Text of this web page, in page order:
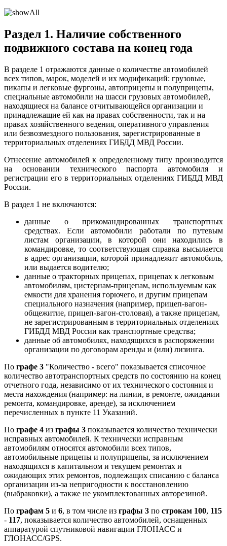
Раздел 1. Наличие собственного
подвижного состава на конец года
В разделе 1 отражаются данные о количестве автомобилей
всех типов, марок, моделей и их модификаций: грузовые,
пикапы и легковые фургоны, автоприцепы и полуприцепы,
специальные автомобили на шасси грузовых автомобилей,
находящиеся на балансе отчитывающейся организации и
принадлежащие ей как на правах собственности, так и на
правах хозяйственного ведения, оперативного управления
или безвозмездного пользования, зарегистрированные в
территориальных отделениях ГИБДД МВД России.
Отнесение автомобилей к определенному типу производится
на основании технического паспорта автомобиля и
регистрации его в территориальных отделениях ГИБДД МВД
России.
В раздел 1 не включаются:
данные о прикомандированных транспортных
средствах. Если автомобили работали по путевым
листам организации, в которой они находились в
командировке, то соответствующая справка высылается
в адрес организации, которой принадлежит автомобиль,
или выдается водителю;
данные о тракторных прицепах, прицепах к легковым
автомобилям, цистернам-прицепам, используемым как
емкости для хранения горючего, и другим прицепам
специального назначения (например, прицеп-вагон-
общежитие, прицеп-вагон-столовая), а также прицепам,
не зарегистрированным в территориальных отделениях
ГИБДД МВД России как транспортные средства;
данные об автомобилях, находящихся в распоряжении
организации по договорам аренды и (или) лизинга.
По графе 3 "Количество - всего" показывается списочное
количество автотранспортных средств по состоянию на конец
отчетного года, независимо от их технического состояния и
места нахождения (например: на линии, в ремонте, ожидании
ремонта, командировке, аренде), за исключением
перечисленных в пункте 11 Указаний.
По графе 4 из графы 3 показывается количество технически
исправных автомобилей. К технически исправным
автомобилям относятся автомобили всех типов,
автомобильные прицепы и полуприцепы, за исключением
находящихся в капитальном и текущем ремонтах и
ожидающих этих ремонтов, подлежащих списанию с баланса
организации из-за непригодности к восстановлению
(выбраковки), а также не укомплектованных авторезиной.
По графам 5 и 6, в том числе из графы 3 по строкам 100, 115
- 117, показывается количество автомобилей, оснащенных
аппаратурой спутниковой навигации ГЛОНАСС и
ГЛОНАСС/GPS.